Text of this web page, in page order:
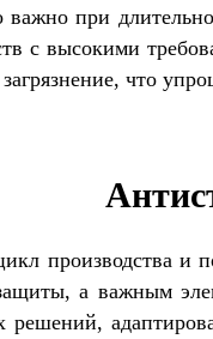
важно при
с высокими
что
производства и
а важным
решений,